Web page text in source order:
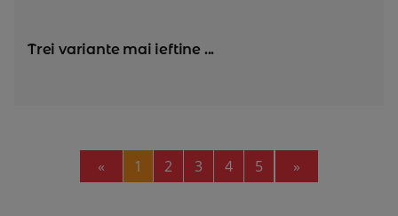
Trei variante mai ieftine ...
« Previous
1 2 3 4 5 »